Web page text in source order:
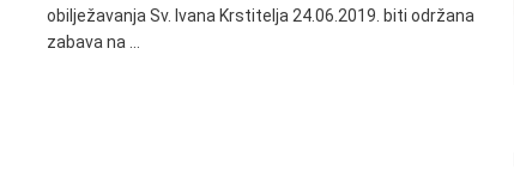
obilježavanja Sv. Ivana Krstitelja 24.06.2019. biti održana
zabava na …